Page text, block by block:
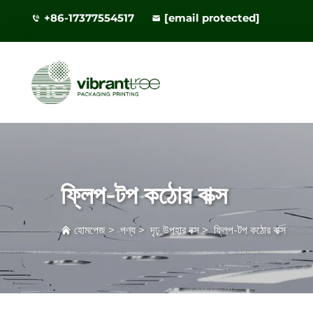
+86-17377554517 [email protected]
ফ্লিপ-টপ কঠোর বাক্স
হোমপেজ > পণ্য >দৃঢ় উপহার বক্স>ফ্লিপ-টপ কঠোর বাক্স